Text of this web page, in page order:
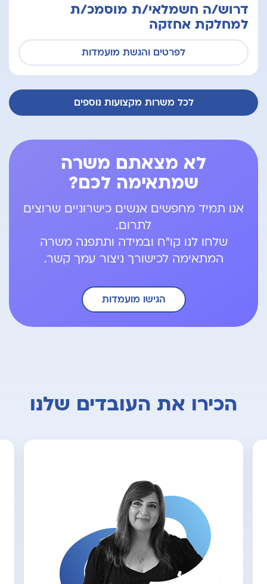
דרוש/ה חשמלאי/ת מוסמכ/ת
למחלקת אחזקה
לפרטים והגשת מועמדות
לכל משרות מקצועות נוספים
לא מצאתם משרה
שמתאימה לכם?
אנו תמיד מחפשים אנשים כישרוניים שרוצים
לתרום.
שלחו לנו קו"ח ובמידה ותתפנה משרה
המתאימה לכישורך ניצור עמך קשר.
הגישו מועמדות
הכירו את העובדים שלנו